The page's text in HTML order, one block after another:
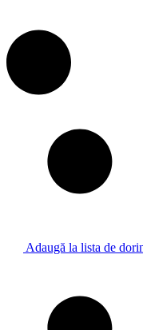
Adaugă la lista de